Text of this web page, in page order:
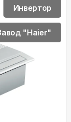
Инвертор
"Haier"